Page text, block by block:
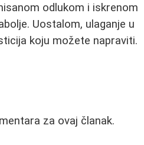
odlukom i iskrenom
Uostalom, ulaganje u
koju možete napraviti.
za ovaj članak.